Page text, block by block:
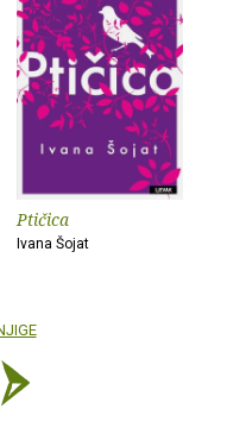
Ptičica
Ivana Šojat